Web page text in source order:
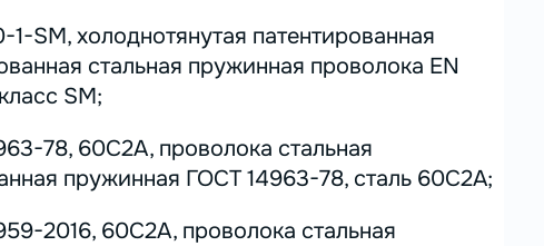
1-SM, холоднотянутая патентированная
стальная пружинная проволока EN
SM;
78, 60С2А, проволока стальная
пружинная ГОСТ 14963-78, сталь 60С2А;
2016, 60С2А, проволока стальная